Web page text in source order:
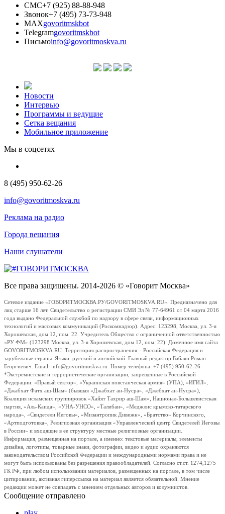
СМС+7 (925) 88-88-948
Звонок+7 (495) 73-73-948
MAXgovoritmskbot
Telegramgovoritmskbot
Письмоinfo@govoritmoskva.ru
Новости
Интервью
Программы и ведущие
Сетка вещания
Мобильное приложение
Мы в соцсетях
8 (495) 950-62-26
info@govoritmoskva.ru
Реклама на радио
Города вещания
Наши слушатели
Все права защищены. 2014-2026 © «Говорит Москва»
Сетевое издание «ГОВОРИТМОСКВА.РУ/GOVORITMOSKVA.RU». Предназначено для
лиц старше 16 лет. Свидетельство о регистрации СМИ Эл № 77-64961 от 04 марта 2016
года выдано Федеральной службой по надзору в сфере связи, информационных
технологий и массовых коммуникаций (Роскомнадзор). Адрес: 123298, Москва, ул. 3-я
Хорошевская, дом 12, пом. 22. Учредитель Общество с ограниченной ответственностью
«РУ ФМ» (123298 Москва, ул. 3-я Хорошевская, дом 12, пом. 22). Доменное имя сайта
GOVORITMOSKVA.RU. Территория распространения – Российская Федерация и
зарубежные страны. Языки: русский и английский. Главный редактор Бабаян Роман
Георгиевич. Email: info@govoritmoskva.ru. Номер телефона: +7 (495) 950-62-26
*Экстремистские и террористические организации, запрещенные в Российской
Федерации: «Правый сектор», «Украинская повстанческая армия» (УПА), «ИГИЛ»,
«Джабхат Фатх аш-Шам» (бывшая «Джабхат ан-Нусра», «Джебхат ан-Нусра»),
Коалиция исламских группировок «Хайят Тахрир аш-Шам», Национал-Большевистская
партия, «Аль-Каида», «УНА-УНСО», «Талибан», «Меджлис крымско-татарского
народа», «Свидетели Иеговы», «Мизантропик Дивижн», «Братство» Корчинского,
«Артподготовка», Религиозная организация «Управленческий центр Свидетелей Иеговы
в России» и входящие в ее структуру местные религиозные организации.
Информация, размещенная на портале, а именно: текстовые материалы, элементы
дизайна, логотипы, товарные знаки, фотографии, видео и аудио охраняются
законодательством Российской Федерации и международными нормами права и не
могут быть использованы без разрешения правообладателей. Согласно ст.ст. 1274,1275
ГК РФ, при любом использовании материалов, размещенных на портале, в том числе
цитировании, активная гиперссылка на материал является обязательной. Мнение
редакции может не совпадать с мнением отдельных авторов и колумнистов.
Сообщение отправлено